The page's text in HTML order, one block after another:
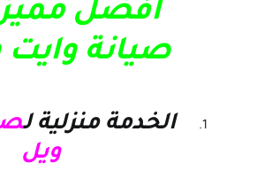
افضل
صيانة وايت
الخدمة منزلية ل
ويل